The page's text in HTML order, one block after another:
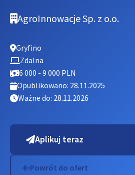
AgroInnowacje Sp. z o.o.
Gryfino
Zdalna
6 000 - 9 000 PLN
Opublikowano: 28.11.2025
Ważne do: 28.11.2026
Aplikuj teraz
Powrót do ofert